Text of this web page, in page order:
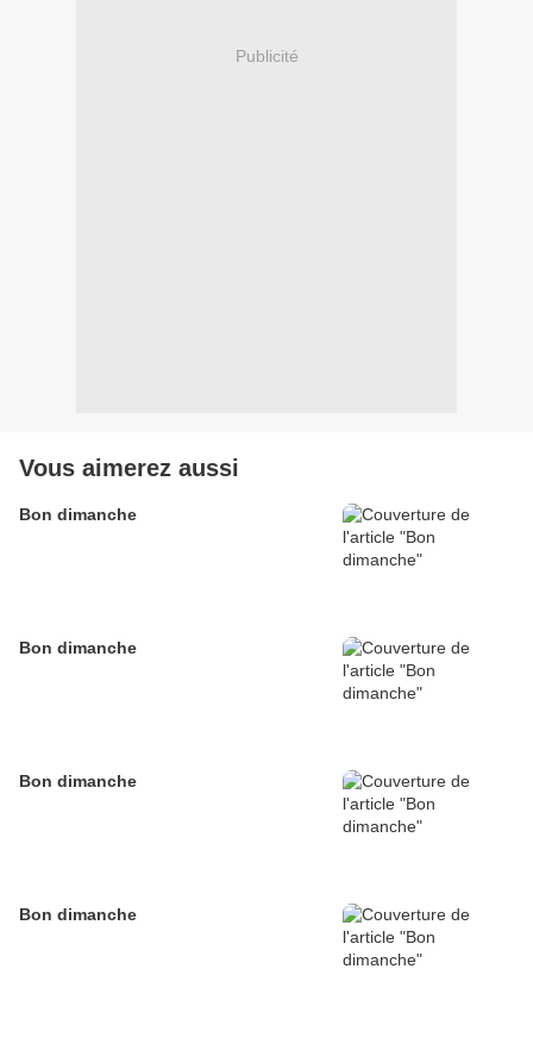
Publicité
Vous aimerez aussi
Bon dimanche
Bon dimanche
Bon dimanche
Bon dimanche